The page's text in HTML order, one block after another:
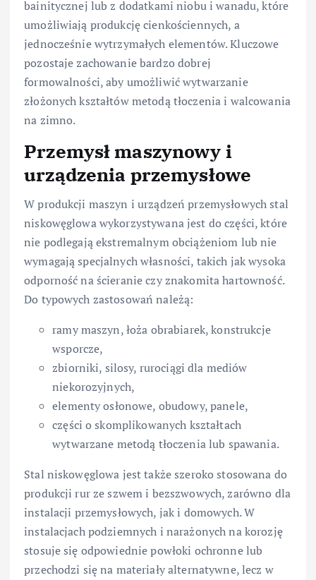
bainitycznej lub z dodatkami niobu i wanadu, które
umożliwiają produkcję cienkościennych, a
jednocześnie wytrzymałych elementów. Kluczowe
pozostaje zachowanie bardzo dobrej
formowalności, aby umożliwić wytwarzanie
złożonych kształtów metodą tłoczenia i walcowania
na zimno.
Przemysł maszynowy i
urządzenia przemysłowe
W produkcji maszyn i urządzeń przemysłowych stal
niskowęglowa wykorzystywana jest do części, które
nie podlegają ekstremalnym obciążeniom lub nie
wymagają specjalnych własności, takich jak wysoka
odporność na ścieranie czy znakomita hartowność.
Do typowych zastosowań należą:
ramy maszyn, łoża obrabiarek, konstrukcje
wsporcze,
zbiorniki, silosy, rurociągi dla mediów
niekorozyjnych,
elementy osłonowe, obudowy, panele,
części o skomplikowanych kształtach
wytwarzane metodą tłoczenia lub spawania.
Stal niskowęglowa jest także szeroko stosowana do
produkcji rur ze szwem i bezszwowych, zarówno dla
instalacji przemysłowych, jak i domowych. W
instalacjach podziemnych i narażonych na korozję
stosuje się odpowiednie powłoki ochronne lub
przechodzi się na materiały alternatywne, lecz w